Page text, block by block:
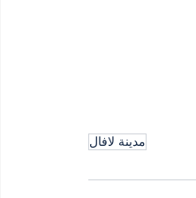
مدينة لافال